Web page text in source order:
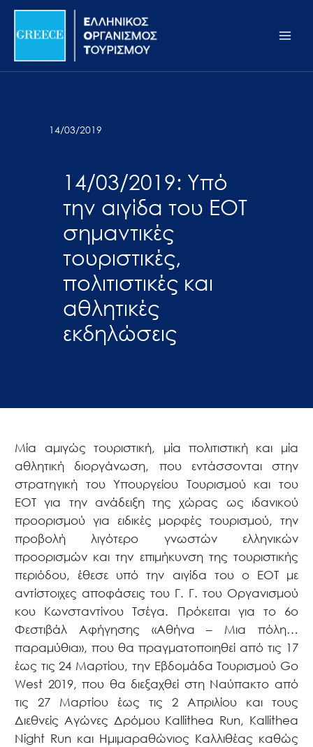
Σημείωση:
ιστότοπος
προσβασιμότητας.
Μετάβαση
περιεχόμενο
14/03/2019
14/03/2019: Υπό
την αιγίδα του ΕΟΤ
σημαντικές
τουριστικές,
πολιτιστικές και
αθλητικές
εκδηλώσεις
Μία αμιγώς τουριστική, μία πολιτιστική και μία
αθλητική διοργάνωση, που εντάσσονται στην
στρατηγική του Υπουργείου Τουρισμού και του
ΕΟΤ για την ανάδειξη της χώρας ως ιδανικού
προορισμού για ειδικές μορφές τουρισμού, την
προβολή λιγότερο γνωστών ελληνικών
προορισμών και την επιμήκυνση της τουριστικής
περιόδου, έθεσε υπό την αιγίδα του ο ΕΟΤ με
αντίστοιχες αποφάσεις του Γ. Γ. του Οργανισμού
κου Κωνσταντίνου Τσέγα. Πρόκειται για το 6ο
Φεστιβάλ Αφήγησης «Αθήνα – Μια πόλη…
παραμύθια», που θα πραγματοποιηθεί από τις 17
έως τις 24 Μαρτίου, την Εβδομάδα Τουρισμού Go
West 2019, που θα διεξαχθεί στη Ναύπακτο από
τις 27 Μαρτίου έως τις 2 Απριλίου και τους
Διεθνείς Αγώνες Δρόμου Kallithea Run, Kallithea
Night Run και Ημιμαραθώνιος Καλλιθέας καθώς